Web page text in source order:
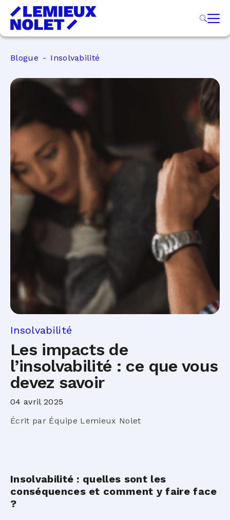
Blogue Insolvabilité
Insolvabilité
Les impacts de
l’insolvabilité : ce que vous
devez savoir
04 avril 2025
Écrit par Équipe Lemieux Nolet
Insolvabilité : quelles sont les
conséquences et comment y faire face
?